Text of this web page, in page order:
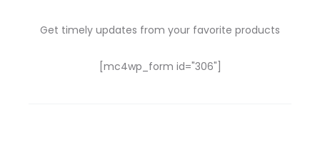
Get timely updates from your favorite products
[mc4wp_form id="306"]